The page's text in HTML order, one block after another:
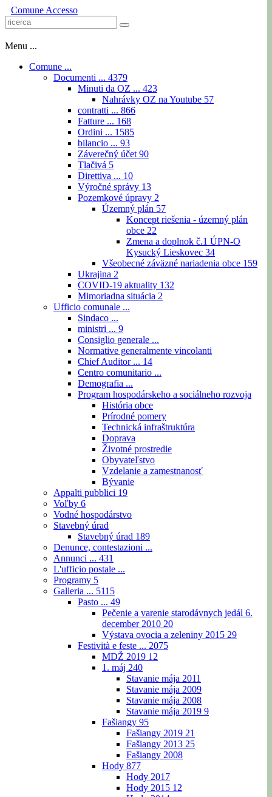
Comune Accesso
Menu ...
Comune ...
Documenti ... 4379
Minuti da OZ ... 423
Nahrávky OZ na Youtube 57
contratti ... 866
Fatture ... 168
Ordini ... 1585
bilancio ... 93
Záverečný účet 90
Tlačivá 5
Direttiva ... 10
Výročné správy 13
Pozemkové úpravy 2
Územný plán 57
Koncept riešenia - územný plán
obce 22
Zmena a doplnok č.1 ÚPN-O
Kysucký Lieskovec 34
Všeobecné záväzné nariadenia obce 159
Ukrajina 2
COVID-19 aktuality 132
Mimoriadna situácia 2
Ufficio comunale ...
Sindaco ...
ministri ... 9
Consiglio generale ...
Normative generalmente vincolanti
Chief Auditor ... 14
Centro comunitario ...
Demografia ...
Program hospodárskeho a sociálneho rozvoja
História obce
Prírodné pomery
Technická infraštruktúra
Doprava
Životné prostredie
Obyvateľstvo
Vzdelanie a zamestnanosť
Bývanie
Appalti pubblici 19
Voľby 6
Vodné hospodárstvo
Stavebný úrad
Stavebný úrad 189
Denunce, contestazioni ...
Annunci ... 431
L'ufficio postale ...
Programy 5
Galleria ... 5115
Pasto ... 49
Pečenie a varenie starodávnych jedál 6.
december 2010 20
Výstava ovocia a zeleniny 2015 29
Festività e feste ... 2075
MDŽ 2019 12
1. máj 240
Stavanie mája 2011
Stavanie mája 2009
Stavanie mája 2008
Stavanie mája 2019 9
Fašiangy 95
Fašiangy 2019 21
Fašiangy 2013 25
Fašiangy 2008
Hody 877
Hody 2017
Hody 2015 12